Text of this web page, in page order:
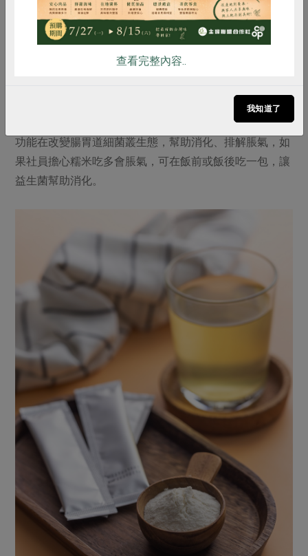
傳統家庭在端午節都有祭祀三牲四果的需求，所以今
年開發出以鳳梨豆醬和紫蘇梅調味醬汁的「鳳梨蜜梅
雞」，這也成為合作社第一款沾醬雞，除了風味創新，也
本著全食物利用的精神解決產季鳳梨過剩的議題。雞料理
花枝小卷作伙都很合。端午時節會用上的消化酵素我們也
幫社員們準備好了，新品「優暢寶消化酵素益生菌」主要
功能在改變腸胃道細菌叢生態，幫助消化、排解脹氣，如
果社員擔心糯米吃多會脹氣，可在飯前或飯後吃一包，讓
益生菌幫助消化。
查看完整內容..
我知道了